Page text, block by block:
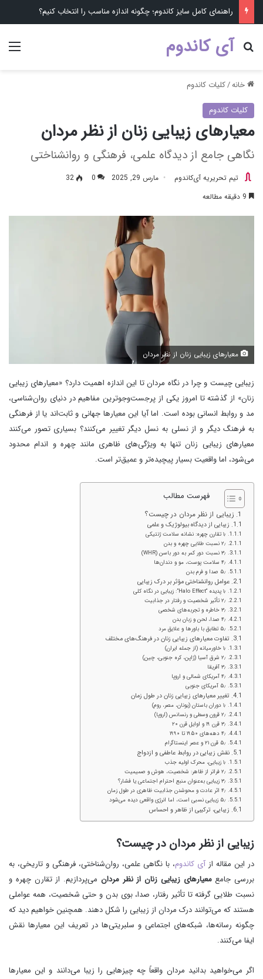
راهنمای کامل سایز کاندوم؛ چگونه اندازه مناسب را انتخاب کنیم؟
آی کاندوم
جستجو برای ...
خانه/کلیات کاندوم
کلیات کاندوم
معیارهای زیبایی زنان از نظر مردان
نگاهی جامع از دیدگاه علمی، فرهنگی و روانشناختی
تیم تحریریه آی‌کاندوم مارس 29, 2025 0
32
معیارهای زیبایی زنان از نظر مردان
زیبایی چیست و چرا در نگاه مردان تا این اندازه اهمیت دارد؟ «معیارهای زیبایی
زنان» از گذشته تا امروز یکی از پرجست‌وجوترین مفاهیم در دنیای روان‌شناسی،
مد و روابط انسانی بوده است. اما آیا این معیارها جهانی و ثابت‌اند یا از فرهنگی
به فرهنگ دیگر و از نسلی به نسل دیگر تغییر می‌کنند؟ بسیاری تصور می‌کنند
معیارهای زیبایی زنان تنها به ویژگی‌های ظاهری مانند چهره و اندام محدود
می‌شود، اما واقعیت بسیار پیچیده‌تر و عمیق‌تر است.
فهرست مطالب
زیبایی از نظر مردان در چیست؟
زیبایی از دیدگاه بیولوژیک و علمی
۱٫ تقارن چهره: نشانه سلامت ژنتیکی
۲٫ نسبت طلایی چهره و بدن
۳٫ نسبت دور کمر به دور باسن (WHR)
۴٫ سلامت پوست، مو و دندان‌ها
۵٫ صدا و فرم بدن
عوامل روانشناختی مؤثر بر درک زیبایی
۱٫ پدیده “Halo Effect”: زیبایی در نگاه کلی
۲٫ تأثیر شخصیت و رفتار در جذابیت
۳٫ خاطره و تجربه‌های شخصی
۴٫ صدا، لحن و زبان بدن
۵٫ تطابق با باورها و علایق مرد
تفاوت معیارهای زیبایی زنان در فرهنگ‌های مختلف
۱٫ خاورمیانه (از جمله ایران)
۲٫ شرق آسیا (ژاپن، کره جنوبی، چین)
۳٫ آفریقا
۴٫ آمریکای شمالی و اروپا
۵٫ آمریکای جنوبی
تغییر معیارهای زیبایی زنان در طول زمان
۱٫ دوران باستان (یونان، مصر، روم)
۲٫ قرون وسطی و رنسانس (اروپا)
۳٫ قرن ۱۹ و اوایل قرن ۲۰
۴٫ دهه‌های ۱۹۵۰ تا ۱۹۹۰
۵٫ قرن ۲۱ و عصر اینستاگرام
نقش زیبایی در روابط عاطفی و ازدواج
۱٫ زیبایی، محرک اولیه جذب
۲٫ فراتر از ظاهر: شخصیت، هوش و صمیمیت
۳٫ زیبایی به‌عنوان منبع احترام اجتماعی یا فشار؟
۴٫ اثر عادت و محوشدن جذابیت ظاهری در طول زمان
۵٫ زیبایی نسبی است، اما انرژی واقعی دیده می‌شود
زیبایی، ترکیبی از ظاهر و احساس
زیبایی از نظر مردان در چیست؟
در این مقاله از آی کاندوم، با نگاهی علمی، روان‌شناختی، فرهنگی و تاریخی، به
بررسی جامعمعیارهای زیبایی زنان از نظر مردان می‌پردازیم. از تقارن چهره و
نسبت طلایی گرفته تا تأثیر رفتار، صدا، بوی بدن و حتی شخصیت، همه عواملی
هستند که می‌توانند درک مردان از زیبایی را شکل دهند. همچنین خواهیم دید که
چگونه رسانه‌ها، شبکه‌های اجتماعی و سلبریتی‌ها در تعریف این معیارها نقش
ایفا می‌کنند.
اگر می‌خواهید بدانید مردان واقعاً چه چیزهایی را زیبا می‌دانند و این معیارها